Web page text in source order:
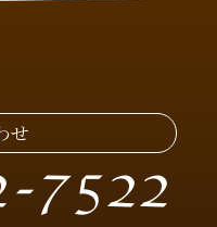
せ
7522